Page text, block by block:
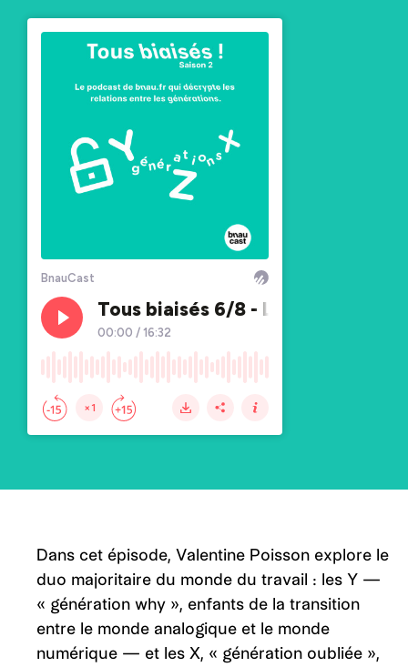
Dans cet épisode, Valentine Poisson explore le
duo majoritaire du monde du travail : les Y —
« génération why », enfants de la transition
entre le monde analogique et le monde
numérique — et les X, « génération oubliée »,